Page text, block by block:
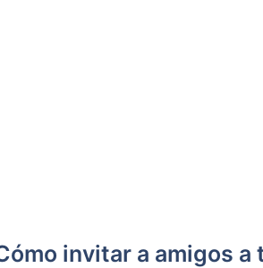
invitar a amigos